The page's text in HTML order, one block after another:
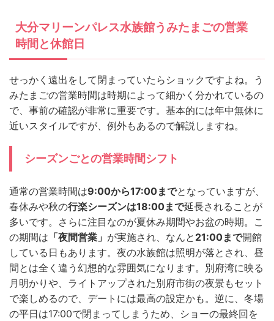
大分マリーンパレス水族館うみたまごの営業
時間と休館日
せっかく遠出をして閉まっていたらショックですよね。う
みたまごの営業時間は時期によって細かく分かれているの
で、事前の確認が非常に重要です。基本的には年中無休に
近いスタイルですが、例外もあるので解説しますね。
シーズンごとの営業時間シフト
通常の営業時間は9:00から17:00までとなっていますが、
春休みや秋の行楽シーズンは18:00まで延長されることが
多いです。さらに注目なのが夏休み期間やお盆の時期。こ
の期間は 「夜間営業」 が実施され、なんと 21:00まで開館
している日もあります。夜の水族館は照明が落とされ、昼
間とは全く違う幻想的な雰囲気になります。別府湾に映る
月明かりや、ライトアップされた別府市街の夜景もセット
で楽しめるので、デートには最高の設定かも。逆に、冬場
の平日は17:00で閉まってしまうため、ショーの最終回を